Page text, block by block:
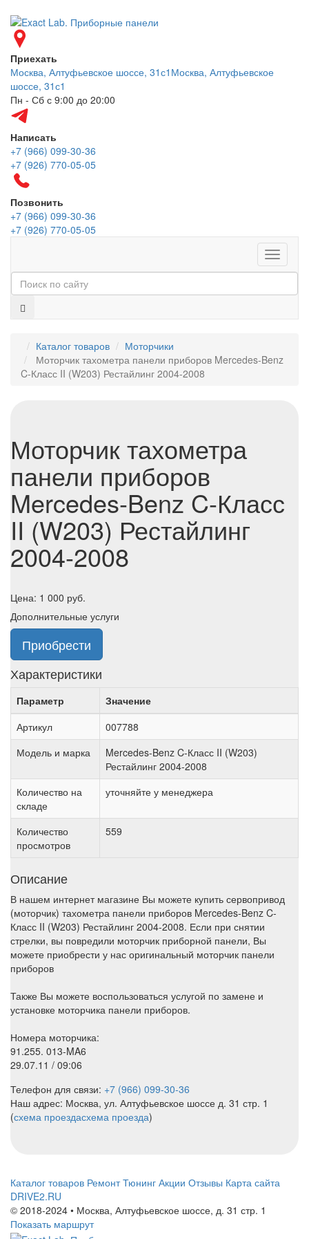
Приехать
Москва, Алтуфьевское шоссе, 31с1 Москва, Алтуфьевское
шоссе, 31с1
Пн - Сб с 9:00 до 20:00
Написать
+7 (966) 099-30-36
+7 (926) 770-05-05
Позвонить
+7 (966) 099-30-36
+7 (926) 770-05-05
Меню
Каталог товаров
Моторчики
Моторчик тахометра панели приборов Mercedes-Benz
C-Класс II (W203) Рестайлинг 2004-2008
Моторчик тахометра
панели приборов
Mercedes-Benz C-Класс
II (W203) Рестайлинг
2004-2008
Цена: 1 000 руб.
Дополнительные услуги
Приобрести
Характеристики
Параметр
Значение
Артикул
007788
Модель и марка
Mercedes-Benz C-Класс II (W203)
Рестайлинг 2004-2008
Количество на
складе
уточняйте у менеджера
Количество
просмотров
559
Описание
В нашем интернет магазине Вы можете купить сервопривод
(моторчик) тахометра панели приборов Mercedes-Benz C-
Класс II (W203) Рестайлинг 2004-2008. Если при снятии
стрелки, вы повредили моторчик приборной панели, Вы
можете приобрести у нас оригинальный моторчик панели
приборов
Также Вы можете воспользоваться услугой по замене и
установке моторчика панели приборов.
Номера моторчика:
91.255. 013-MA6
29.07.11 / 09:06
Телефон для связи: +7 (966) 099-30-36
Наш адрес: Москва, ул. Алтуфьевское шоссе д. 31 стр. 1
(схема проездасхема проезда)
Каталог товаров Ремонт Тюнинг Акции Отзывы Карта сайта
DRIVE2.RU
© 2018-2024 • Москва, Алтуфьевское шоссе, д. 31 стр. 1
Показать маршрут